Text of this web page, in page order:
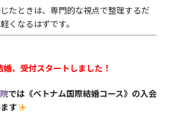
たときは、専門的な視点で整理するだ
くなるはずです。
、受付スタートしました！
では《ベトナム国際結婚コース》の入会
す